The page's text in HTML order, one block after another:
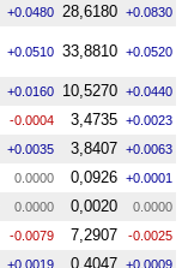
+0.0480 28,6180 +0.0830
+0.0510 33,8810 +0.0520
+0.0160 10,5270 +0.0440
-0.0004 3,4735 +0.0023
+0.0035 3,8407 +0.0063
0.0000 0,0926 +0.0001
0.0000 0,0020 0.0000
-0.0079 7,2907 -0.0025
+0.0019 0,4047 +0.0009